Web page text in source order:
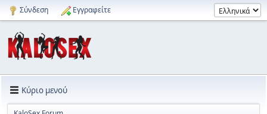
Σύνδεση Εγγραφείτε
Κύριο μενού